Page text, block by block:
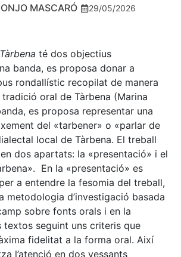
MASCARÓ 29/05/2026
té dos objectius
banda, es proposa donar a
rondallístic recopilat de manera
oral de Tàrbena (Marina
es proposa representar una
del «tarbener» o «parlar de
local de Tàrbena. El treball
dos apartats: la «presentació» i el
En la «presentació» es
a entendre la fesomia del treball,
metodologia d’investigació basada
sobre fonts orals i en la
textos seguint uns criteris que
fidelitat a la forma oral. Així
l’atenció en dos vessants